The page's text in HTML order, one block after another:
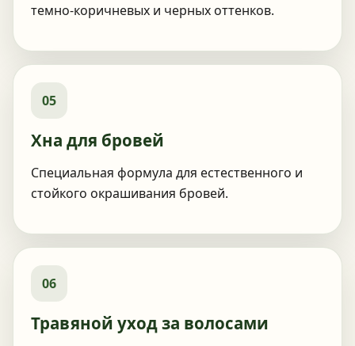
темно-коричневых и черных оттенков.
05
Хна для бровей
Специальная формула для естественного и
стойкого окрашивания бровей.
06
Травяной уход за волосами